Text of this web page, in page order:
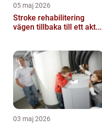
05 maj 2026
Stroke rehabilitering
vägen tillbaka till ett akt...
03 maj 2026